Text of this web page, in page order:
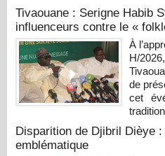
Tivaouane : Serigne Habib
influenceurs contre le «
À
H/
de
cet
Disparition de Djibril Dièye
emblématique